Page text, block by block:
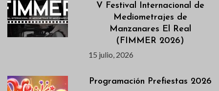
V Festival Internacional de
Mediometrajes de
Manzanares El Real
(FIMMER 2026)
15 julio, 2026
Programación Prefiestas 2026